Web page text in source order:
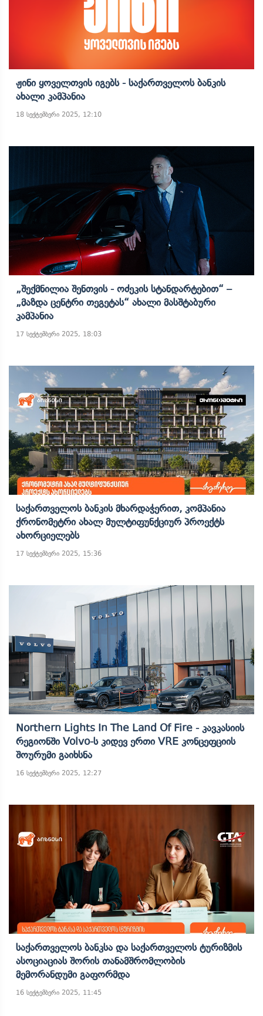
Ჟინი Ყოველთვის Იგებს - Საქართველოს Ბანკის
Ახალი Კამპანია
18 სექტემბერი 2025, 12:10
„შექმნილია Შენთვის - Ოძეკის Სტანდარტებით“ –
„მაზდა Ცენტრი Თეგეტას“ Ახალი Მასშტაბური
Კამპანია
17 სექტემბერი 2025, 18:03
Საქართველოს Ბანკის Მხარდაჭერით, Კომპანია
Ქრონომეტრი Ახალ Მულტიფუნქციურ Პროექტს
Ახორციელებს
17 სექტემბერი 2025, 15:36
Northern Lights In The Land Of Fire - Კავკასიის
Რეგიონში Volvo-Ს Კიდევ Ერთი VRE Კონცეფციის
Შოურუმი Გაიხსნა
16 სექტემბერი 2025, 12:27
Საქართველოს Ბანკსა Და Საქართველოს Ტურიზმის
Ასოციაციას Შორის Თანამშრომლობის
Მემორანდუმი Გაფორმდა
16 სექტემბერი 2025, 11:45